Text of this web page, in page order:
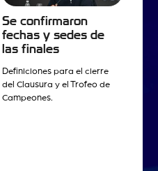
Se confirmaron
fechas y sedes de
las finales
Definiciones para el cierre
del Clausura y el Trofeo de
Campeones.